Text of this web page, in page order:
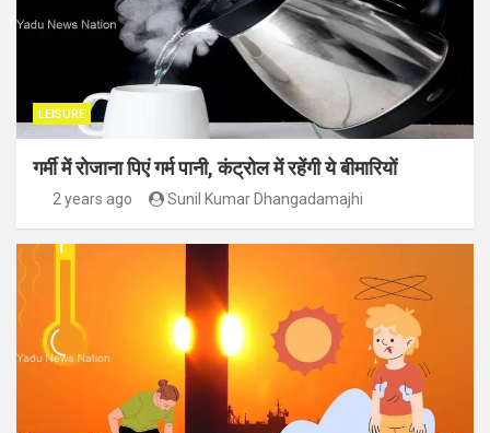
LEISURE
गर्मी में रोजाना पिएं गर्म पानी, कंट्रोल में रहेंगी ये बीमारियों
2 years ago Sunil Kumar Dhangadamajhi